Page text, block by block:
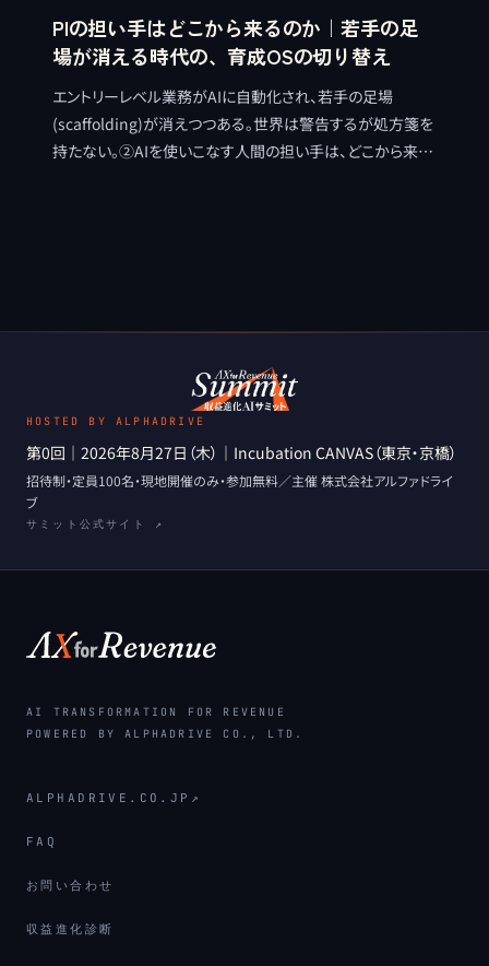
PIの担い手はどこから来るのか｜若手の足
場が消える時代の、育成OSの切り替え
エントリーレベル業務がAIに自動化され、若手の足場
(scaffolding)が消えつつある。世界は警告するが処方箋を
持たない。②AIを使いこなす人間の担い手は、どこから来る
HOSTED BY ALPHADRIVE
第0回 ｜ 2026年8月27日（木） ｜ Incubation CANVAS（東京・京橋）
招待制・定員100名・現地開催のみ・参加無料／主催株式会社アルファドライ
ブ
サミット公式サイト ↗
AI TRANSFORMATION FOR REVENUE
POWERED BY ALPHADRIVE CO., LTD.
ALPHADRIVE.CO.JP ↗
FAQ
お問い合わせ
収益進化診断